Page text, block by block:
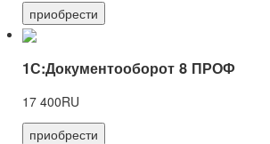
приобрести
1С:Документооборот 8 ПРОФ
17 400RU
приобрести